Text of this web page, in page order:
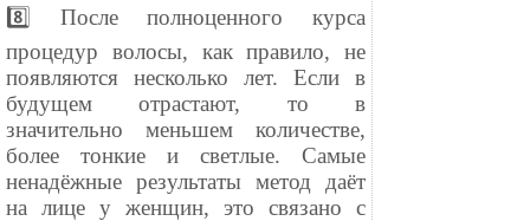
8️⃣ После полноценного курса
процедур волосы, как правило, не
появляются несколько лет. Если в
будущем отрастают, то в
значительно меньшем количестве,
более тонкие и светлые. Самые
ненадёжные результаты метод даёт
на лице у женщин, это связано с